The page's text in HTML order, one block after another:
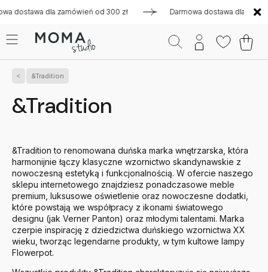
zamówień od 300 zł Darmowa dostawa dla zamówień od
&Tradition
&Tradition
&Tradition to renomowana duńska marka wnętrzarska, która
harmonijnie łączy klasyczne wzornictwo skandynawskie z
nowoczesną estetyką i funkcjonalnością. W ofercie naszego
sklepu internetowego znajdziesz ponadczasowe meble
premium, luksusowe oświetlenie oraz nowoczesne dodatki,
które powstają we współpracy z ikonami światowego
designu (jak Verner Panton) oraz młodymi talentami. Marka
czerpie inspirację z dziedzictwa duńskiego wzornictwa XX
wieku, tworząc legendarne produkty, w tym kultowe lampy
Flowerpot.